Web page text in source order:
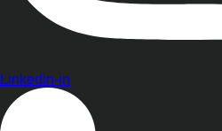
Linkedin-in